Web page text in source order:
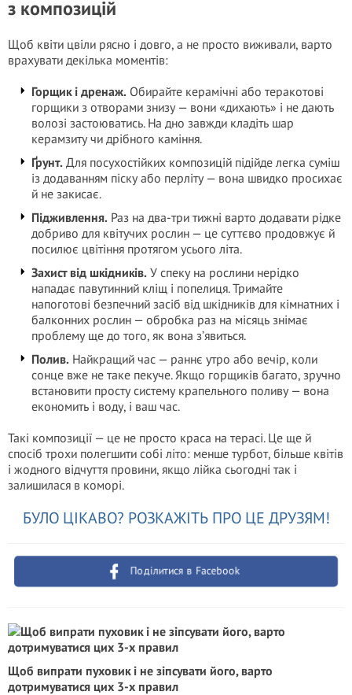
з композицій
Щоб квіти цвіли рясно і довго, а не просто виживали, варто
врахувати декілька моментів:
Горщик і дренаж. Обирайте керамічні або теракотові
горщики з отворами знизу — вони «дихають» і не дають
волозі застоюватись. На дно завжди кладіть шар
керамзиту чи дрібного каміння.
Ґрунт. Для посухостійких композицій підійде легка суміш
із додаванням піску або перліту — вона швидко просихає
й не закисає.
Підживлення. Раз на два-три тижні варто додавати рідке
добриво для квітучих рослин — це суттєво продовжує й
посилює цвітіння протягом усього літа.
Захист від шкідників. У спеку на рослини нерідко
нападає павутинний кліщ і попелиця. Тримайте
напоготові безпечний засіб від шкідників для кімнатних і
балконних рослин — обробка раз на місяць знімає
проблему ще до того, як вона з’явиться.
Полив. Найкращий час — раннє утро або вечір, коли
сонце вже не таке пекуче. Якщо горщиків багато, зручно
встановити просту систему крапельного поливу — вона
економить і воду, і ваш час.
Такі композиції — це не просто краса на терасі. Це ще й
спосіб трохи полегшити собі літо: менше турбот, більше квітів
і жодного відчуття провини, якщо лійка сьогодні так і
залишилася в коморі.
БУЛО ЦІКАВО? РОЗКАЖІТЬ ПРО ЦЕ ДРУЗЯМ!
Поділитися в Facebook
Щоб випрати пуховик і не зіпсувати його, варто
дотримуватися цих 3-х правил